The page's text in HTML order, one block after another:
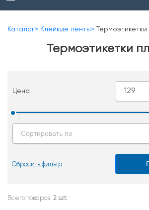
Каталог Клейкие ленты
Термоэтикетки
Цена
Сортировать по
Сбросить фильтр
Всего товаров: 2 шт.